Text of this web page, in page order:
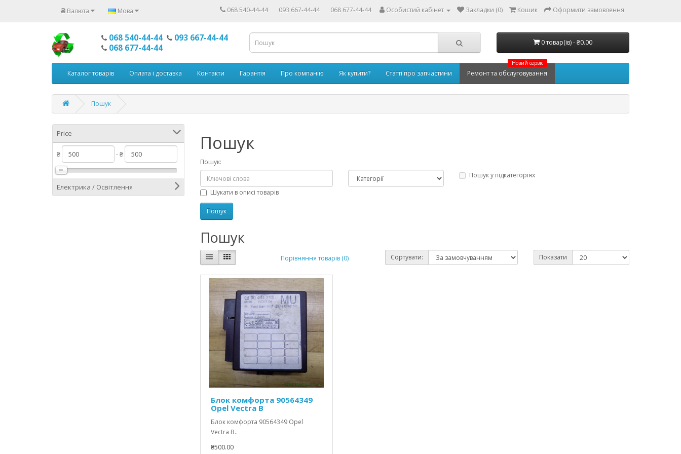
₴ Валюта Мова 068 540-44-44 093 667-44-44 068 677-44-44 Особистий кабінет Закладки (0) Кошик Оформити замовлення
068 540-44-44
093 667-44-44
068 677-44-44
0 товар(ів) - ₴0.00
Каталог товарів Оплата і доставка Контакти Гарантія Про компанію Як купити? Статті про запчастини
Новий сервіс
Ремонт та обслуговування
Пошук
Price
₴ - ₴
Електрика / Освітлення
Пошук
Пошук:
Пошук у підкатегоріях
Шукати в описі товарів
Пошук
Порівняння товарів (0) Сортувати: Показати
Блок комфорта 90564349
Opel Vectra В
Блок комфорта 90564349 Opel
Vectra В..
₴500.00